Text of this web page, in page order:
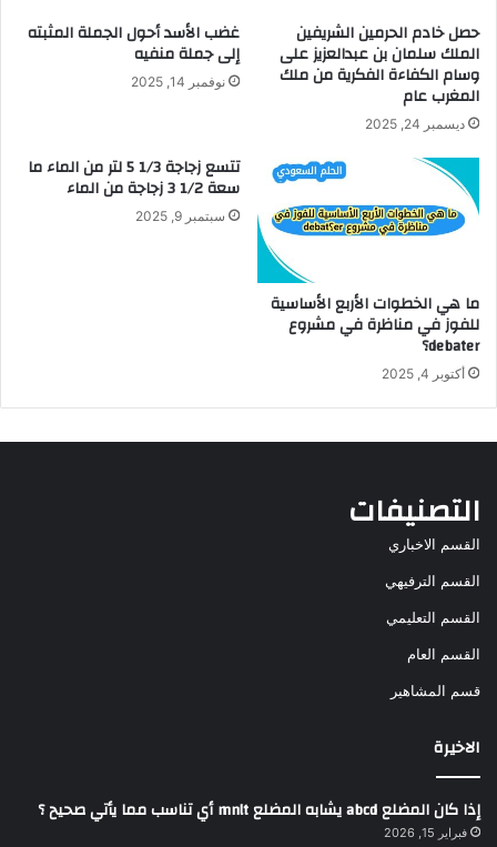
حصل خادم الحرمين الشريفين
الملك سلمان بن عبدالعزيز على
وسام الكفاءة الفكرية من ملك
المغرب عام
ديسمبر 24, 2025
غضب الأسد أحول الجملة المثبته
إلى جملة منفيه
نوفمبر 14, 2025
ما هي الخطوات الأربع الأساسية
للفوز في مناظرة في مشروع
debater؟
أكتوبر 4, 2025
تتسع زجاجة 1/3 5 لتر من الماء ما
سعة 1/2 3 زجاجة من الماء
سبتمبر 9, 2025
التصنيفات
القسم الاخباري
القسم الترفيهي
القسم التعليمي
القسم العام
قسم المشاهير
الاخيرة
إذا كان المضلع abcd يشابه المضلع mnlt أي تناسب مما يأتي صحيح ؟
فبراير 15, 2026